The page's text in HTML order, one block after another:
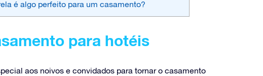
é algo perfeito para um casamento?
para hotéis
aos noivos e convidados para tornar o casamento